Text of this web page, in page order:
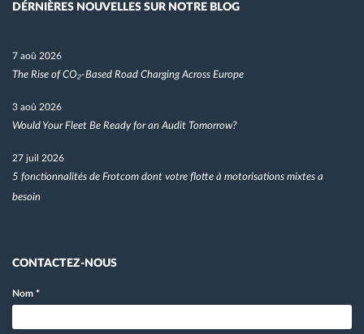
DÉRNIÈRES NOUVELLES SUR NOTRE BLOG
7 aoû 2026
The Rise of CO₂-Based Road Charging Across Europe
3 aoû 2026
Would Your Fleet Be Ready for an Audit Tomorrow?
27 juil 2026
5 fonctionnalités de Frotcom dont votre flotte à motorisations mixtes a
besoin
CONTACTEZ-NOUS
Nom *